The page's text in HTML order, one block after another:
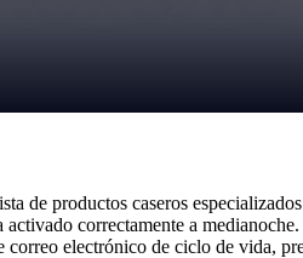
productos caseros especializados
correctamente a
electrónico de ciclo de vida,